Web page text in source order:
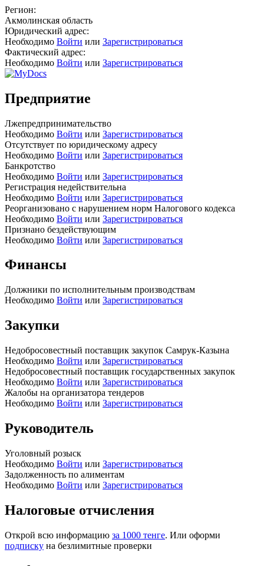
Регион:
Акмолинская область
Юридический адрес:
Необходимо Войти или Зарегистрироваться
Фактический адрес:
Необходимо Войти или Зарегистрироваться
Предприятие
Лжепредпринимательство
Необходимо Войти или Зарегистрироваться
Отсутствует по юридическому адресу
Необходимо Войти или Зарегистрироваться
Банкротство
Необходимо Войти или Зарегистрироваться
Регистрация недействительна
Необходимо Войти или Зарегистрироваться
Реорганизовано с нарушением норм Налогового кодекса
Необходимо Войти или Зарегистрироваться
Признано бездействующим
Необходимо Войти или Зарегистрироваться
Финансы
Должники по исполнительным производствам
Необходимо Войти или Зарегистрироваться
Закупки
Недобросовестный поставщик закупок Самрук-Казына
Необходимо Войти или Зарегистрироваться
Недобросовестный поставщик государственных закупок
Необходимо Войти или Зарегистрироваться
Жалобы на организатора тендеров
Необходимо Войти или Зарегистрироваться
Руководитель
Уголовный розыск
Необходимо Войти или Зарегистрироваться
Задолженность по алиментам
Необходимо Войти или Зарегистрироваться
Налоговые отчисления
Открой всю информацию за 1000 тенге. Или оформи
подписку на безлимитные проверки